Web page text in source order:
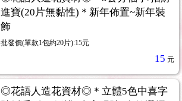
進寶(20片無黏性)＊新年佈置~新年裝
飾
批發價(單款1包約20片):15元
15 元
◎花語人造花資材◎＊立體5色中喜字